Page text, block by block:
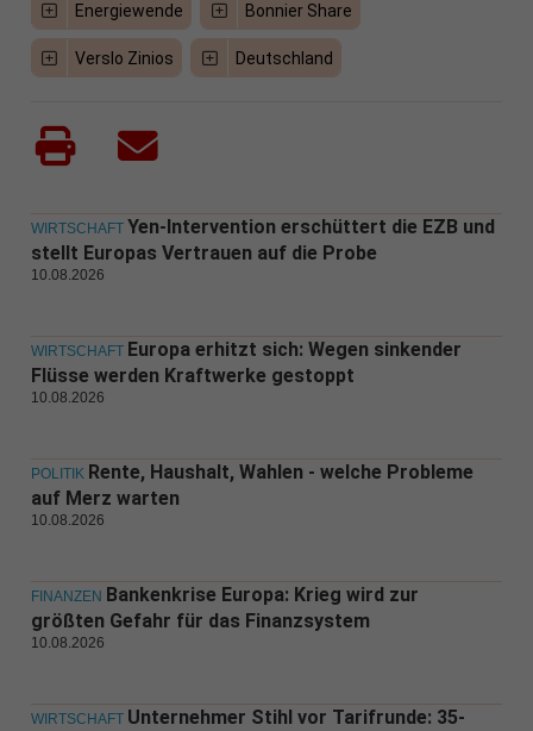
Energiewende Bonnier Share
Verslo Zinios Deutschland
WIRTSCHAFT Yen-Intervention erschüttert die EZB und
stellt Europas Vertrauen auf die Probe
10.08.2026
WIRTSCHAFT Europa erhitzt sich: Wegen sinkender
Flüsse werden Kraftwerke gestoppt
10.08.2026
POLITIK Rente, Haushalt, Wahlen - welche Probleme
auf Merz warten
10.08.2026
FINANZEN Bankenkrise Europa: Krieg wird zur
größten Gefahr für das Finanzsystem
10.08.2026
WIRTSCHAFT Unternehmer Stihl vor Tarifrunde: 35-